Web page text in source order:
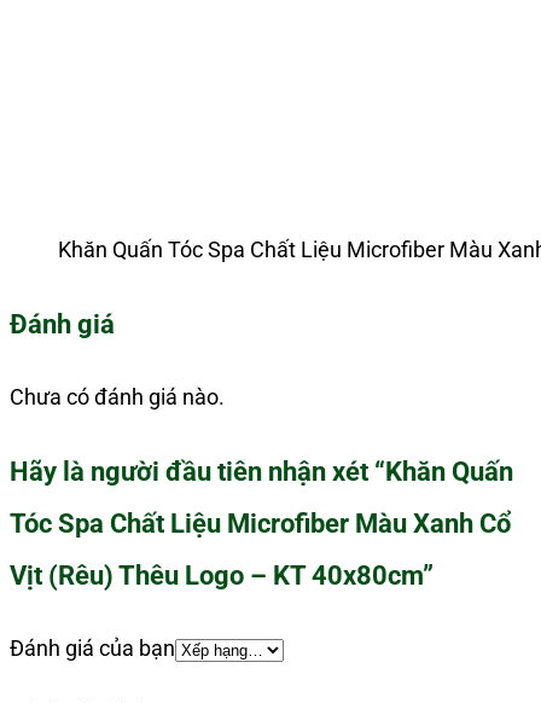
Khăn Quấn Tóc Spa Chất Liệu Microfiber Màu
Đánh giá
Chưa có đánh giá nào.
Hãy là người đầu tiên nhận xét “Khăn Quấn
Tóc Spa Chất Liệu Microfiber Màu Xanh Cổ
Vịt (Rêu) Thêu Logo – KT 40x80cm”
Đánh giá của bạn